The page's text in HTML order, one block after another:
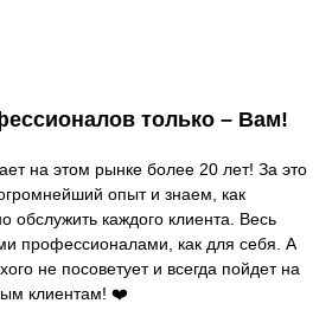
только – Вам!
на этом рынке более 20 лет! За это
опыт и знаем, как
обслужить каждого клиента. Весь
профессионалами, как для себя. А
не посоветует и всегда пойдет на
клиентам! ❤️